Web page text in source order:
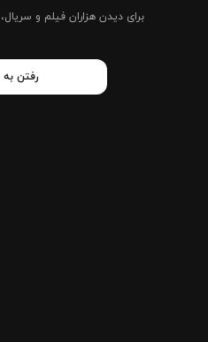
برای دیدن هزاران فیلم و
رفتن به